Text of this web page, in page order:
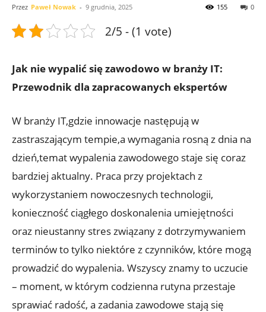
Przez Paweł Nowak - 9 grudnia, 2025 0
155
2/5 - (1 vote)
Jak nie wypalić się zawodowo w branży IT:
Przewodnik dla zapracowanych ekspertów
W branży IT,gdzie innowacje następują w
zastraszającym tempie,a wymagania rosną z dnia na
dzień,temat wypalenia zawodowego staje się coraz
bardziej aktualny. Praca przy projektach z
wykorzystaniem nowoczesnych technologii,
konieczność ciągłego doskonalenia umiejętności
oraz nieustanny stres związany z dotrzymywaniem
terminów to tylko niektóre z czynników, które mogą
prowadzić do wypalenia. Wszyscy znamy to uczucie
– moment, w którym codzienna rutyna przestaje
sprawiać radość, a zadania zawodowe stają się